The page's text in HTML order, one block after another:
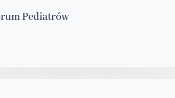
Pediatrów